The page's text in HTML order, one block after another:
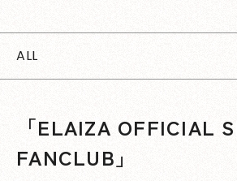
ALL
「ELAIZA OFFICIAL
FANCLUB」